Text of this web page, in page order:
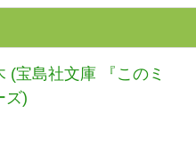
(宝島社文庫 『このミ
ズ)